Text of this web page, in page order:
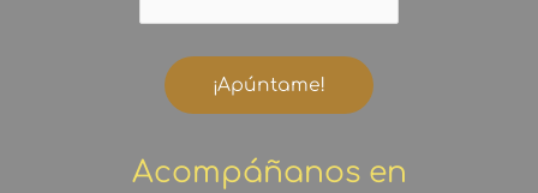
Acompáñanos en